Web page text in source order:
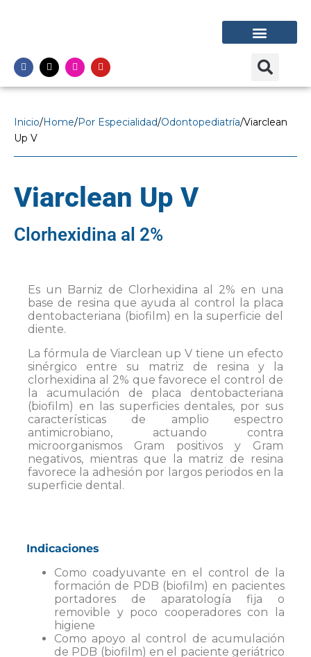
Inicio/Home/Por Especialidad/Odontopediatría/Viarclean
Up V
Viarclean Up V
Clorhexidina al 2%
o
g
o
e
o
c
1
0
l
Es un Barniz de Clorhexidina al 2% en una
base de resina que ayuda al control la placa
dentobacteriana (biofilm) en la superficie del
diente.
La fórmula de Viarclean up V tiene un efecto
sinérgico entre su matriz de resina y la
clorhexidina al 2% que favorece el control de
la acumulación de placa dentobacteriana
(biofilm) en las superficies dentales, por sus
características de amplio espectro
antimicrobiano, actuando contra
microorganismos Gram positivos y Gram
negativos, mientras que la matriz de resina
favorece la adhesión por largos periodos en la
superficie dental.
Indicaciones
Como coadyuvante en el control de la
formación de PDB (biofilm) en pacientes
portadores de aparatología fija o
removible y poco cooperadores con la
higiene
Como apoyo al control de acumulación
de PDB (biofilm) en el paciente geriátrico